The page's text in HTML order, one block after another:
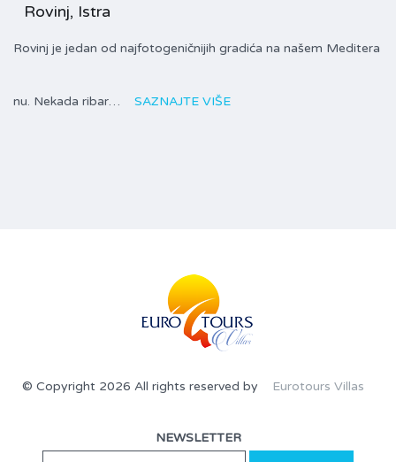
Rovinj, Istra
Rovinj je jedan od najfotogeničnijih gradića na našem Meditera
nu. Nekada ribar… SAZNAJTE VIŠE
© Copyright 2026 All rights reserved by Eurotours Villas
NEWSLETTER